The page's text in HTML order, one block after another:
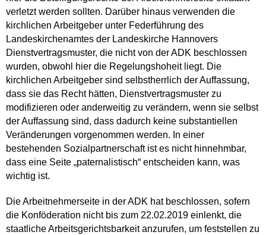
verletzt werden sollten. Darüber hinaus verwenden die
kirchlichen Arbeitgeber unter Federführung des
Landeskirchenamtes der Landeskirche Hannovers
Dienstvertragsmuster, die nicht von der ADK beschlossen
wurden, obwohl hier die Regelungshoheit liegt. Die
kirchlichen Arbeitgeber sind selbstherrlich der Auffassung,
dass sie das Recht hätten, Dienstvertragsmuster zu
modifizieren oder anderweitig zu verändern, wenn sie selbst
der Auffassung sind, dass dadurch keine substantiellen
Veränderungen vorgenommen werden. In einer
bestehenden Sozialpartnerschaft ist es nicht hinnehmbar,
dass eine Seite „paternalistisch“ entscheiden kann, was
wichtig ist.
Die Arbeitnehmerseite in der ADK hat beschlossen, sofern
die Konföderation nicht bis zum 22.02.2019 einlenkt, die
staatliche Arbeitsgerichtsbarkeit anzurufen, um feststellen zu